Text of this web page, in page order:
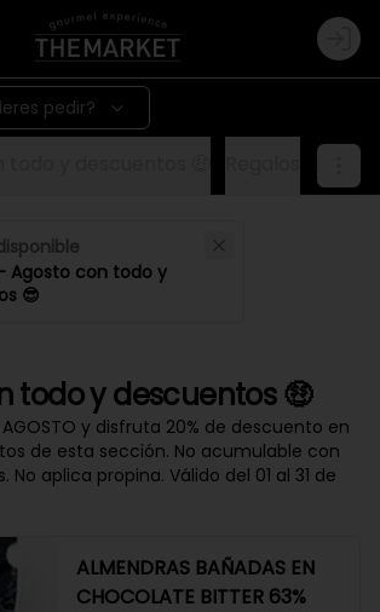
Login
pedir?
Agosto con todo y
😎
todo y descuentos 🤑
y disfruta 20% de descuento en
de esta sección. No acumulable con
No aplica propina. Válido del 01 al 31 de
ALMENDRAS BAÑADAS EN
CHOCOLATE BITTER 63%